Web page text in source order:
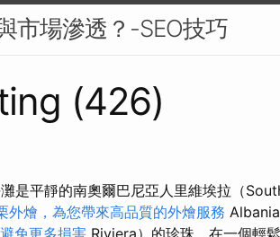
市場滲透？-SEO技巧
(426)
是平靜的南奧爾巴尼亞人里維埃拉（
外燴，為您帶來高品質的外燴服務
免更多損害 Riviera）的珍珠，在一個輕